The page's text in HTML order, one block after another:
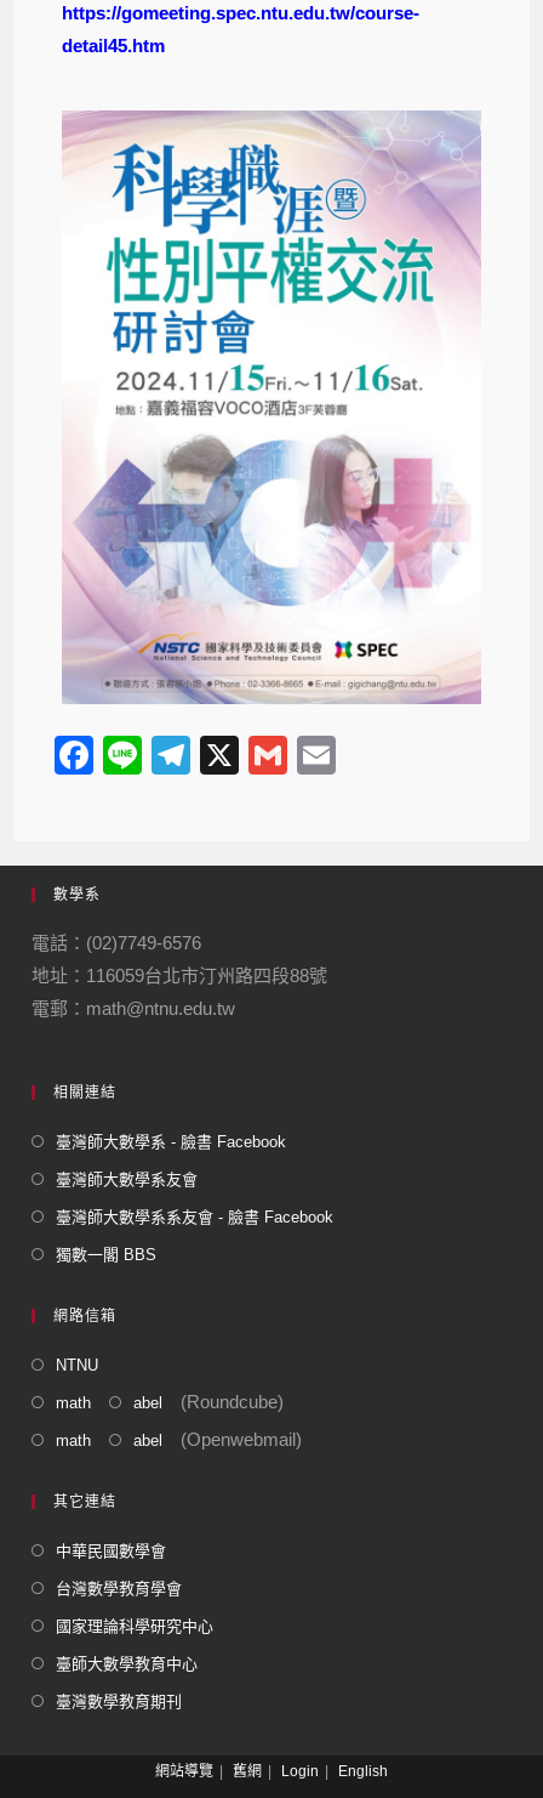
https://gomeeting.spec.ntu.edu.tw/course-
detail45.htm
F
e
b
o
o
k
Li
T
gr
m
X
G
數學系
電話：(02)7749-6576
地址：116059台北市汀州路四段88號
電郵：math@ntnu.edu.tw
相關連結
臺灣師大數學系 - 臉書 Facebook
臺灣師大數學系友會
臺灣師大數學系系友會 - 臉書 Facebook
獨數一閣 BBS
網路信箱
NTNU
math abel (Roundcube)
math abel (Openwebmail)
其它連結
中華民國數學會
台灣數學教育學會
國家理論科學研究中心
臺師大數學教育中心
臺灣數學教育期刊
網站導覽 舊網 Login English